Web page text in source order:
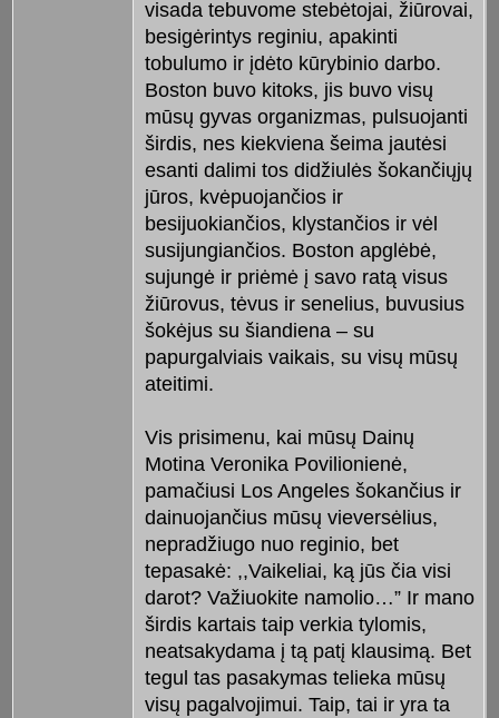
visada tebuvome stebėtojai, žiūrovai,
besigėrintys reginiu, apakinti
tobulumo ir įdėto kūrybinio darbo.
Boston buvo kitoks, jis buvo visų
mūsų gyvas organizmas, pulsuojanti
širdis, nes kiekviena šeima jautėsi
esanti dalimi tos didžiulės šokančiųjų
jūros, kvėpuojančios ir
besijuokiančios, klystančios ir vėl
susijungiančios. Boston apglėbė,
sujungė ir priėmė į savo ratą visus
žiūrovus, tėvus ir senelius, buvusius
šokėjus su šiandiena – su
papurgalviais vaikais, su visų mūsų
ateitimi.
Vis prisimenu, kai mūsų Dainų
Motina Veronika Povilionienė,
pamačiusi Los Angeles šokančius ir
dainuojančius mūsų vieversėlius,
nepradžiugo nuo reginio, bet
tepasakė: ,,Vaikeliai, ką jūs čia visi
darot? Važiuokite namolio…” Ir mano
širdis kartais taip verkia tylomis,
neatsakydama į tą patį klausimą. Bet
tegul tas pasakymas telieka mūsų
visų pagalvojimui. Taip, tai ir yra ta